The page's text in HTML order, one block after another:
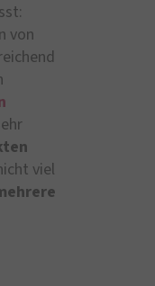
von
viel